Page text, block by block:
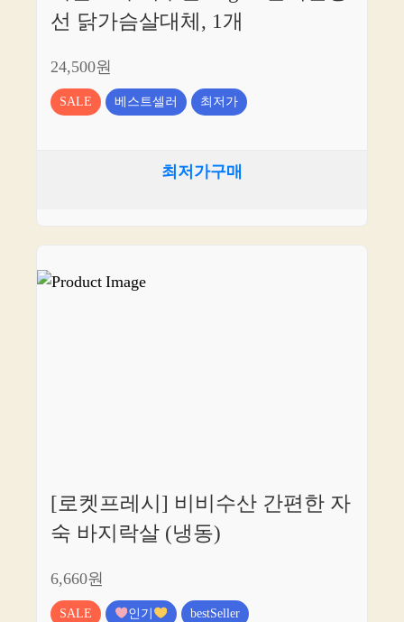
선 닭가슴살대체, 1개
24,500원
SALE 베스트셀러 최저가
최저가구매
[로켓프레시] 비비수산 간편한 자
숙 바지락살 (냉동)
6,660원
SALE 인기 bestSeller